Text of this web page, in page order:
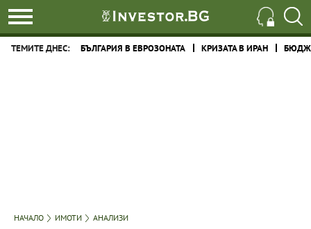
ТЕМИТЕ ДНЕС: БЪЛГАРИЯ В ЕВРОЗОНАТА КРИЗАТА В ИРАН
НАЧАЛО ИМОТИ АНАЛИЗИ